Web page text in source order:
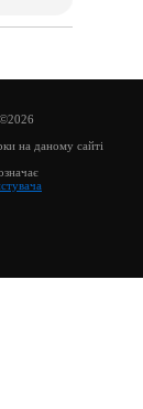
©2026
на даному сайті